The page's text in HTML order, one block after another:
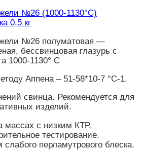
№26 (1000-1130°С)
0,5 кг
№26 полуматовая —
бессвинцовая глазурь с
1000-1130° С
Аппена – 51-58*10-7 °C-1.
свинца. Рекомендуется для
изделий.
массах с низким КТР,
тестирование.
перламутрового блеска.